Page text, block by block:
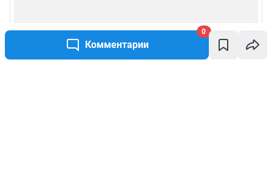
Комментарии
0